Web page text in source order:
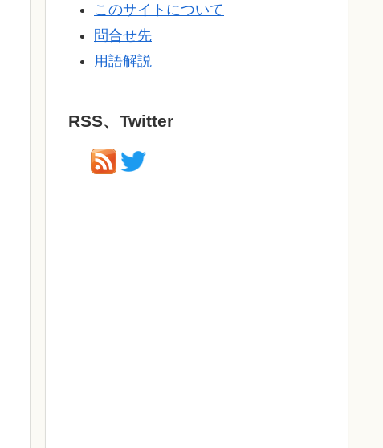
このサイトについて
問合せ先
用語解説
RSS、Twitter